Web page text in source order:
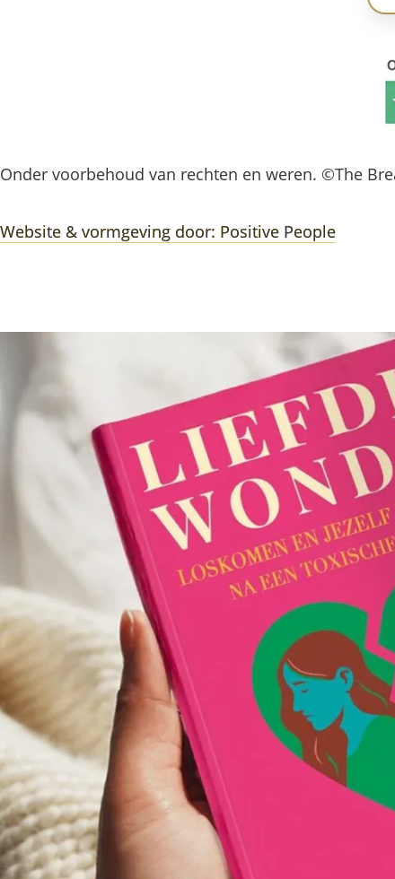
Onder voorbehoud van rechten en weren. ©The
Website & vormgeving door: Positive People